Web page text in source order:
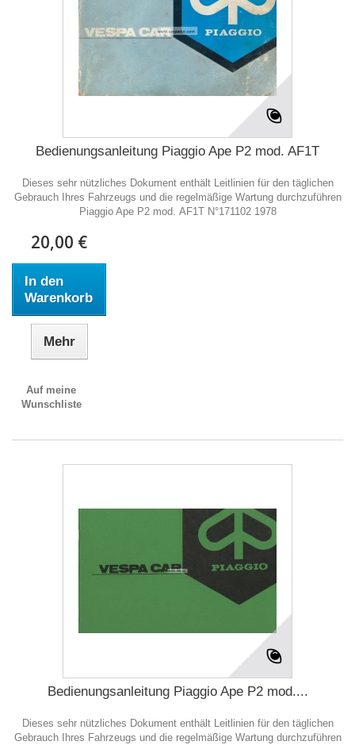
Bedienungsanleitung Piaggio Ape P2 mod. AF1T
Dieses sehr nützliches Dokument enthält Leitlinien für den täglichen
Gebrauch Ihres Fahrzeugs und die regelmäßige Wartung durchzuführen
Piaggio Ape P2 mod. AF1T N°171102 1978
20,00 €
In den
Warenkorb
Mehr
Auf meine
Wunschliste
Bedienungsanleitung Piaggio Ape P2 mod....
Dieses sehr nützliches Dokument enthält Leitlinien für den täglichen
Gebrauch Ihres Fahrzeugs und die regelmäßige Wartung durchzuführen